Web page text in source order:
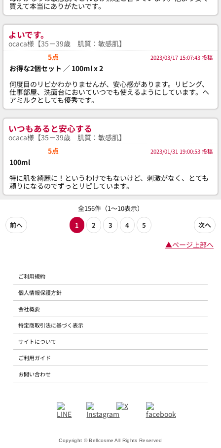
買えて本当にありがたいです。
よいです。
ocaca様【35－39歳 肌質：敏感肌】
5点
2023/03/17 15:07:43 投稿
お得な2個セット ／ 100ml x 2
何度目のリピかわかりませんが、安心感があります。リビング、
仕事部屋、洗面台においていつでも使えるようにしています。ヘ
アミルクとしても優秀です。
いつもあると安心する
ocaca様【35－39歳 肌質：敏感肌】
5点
2023/01/31 19:00:53 投稿
100ml
特に肌を綺麗に！というわけでもないけど、刺激がなく、とても
頼りになるのでずっとリピしています。
全156件（1～10表示）
前へ
1 2 3 4 5 次へ
▲ページ上部へ
ご利用規約
個人情報保護方針
会社概要
特定商取引法に基づく表示
サイトについて
ご利用ガイド
お問い合わせ
Copyright © Bellcosme All Rights Reserved